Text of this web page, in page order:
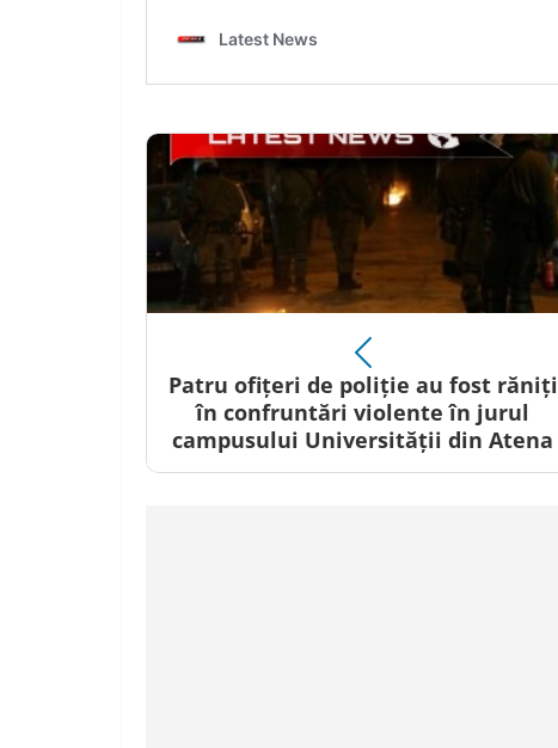
Patru ofițeri de poliție au fost răniți
în confruntări violente în jurul
campusului Universității din Atena